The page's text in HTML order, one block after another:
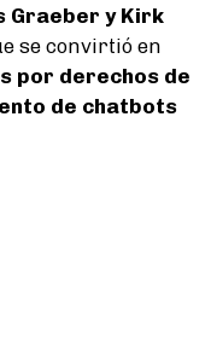
Graeber y Kirk
se convirtió en
por derechos de
de chatbots